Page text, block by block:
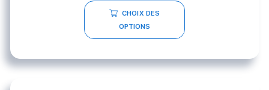
CHOIX DES
OPTIONS